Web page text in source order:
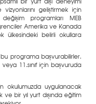
bir yurt dışı deneyimi
geliştirmek için
değişim programları MEB
Amerika ve Kanada
ülkesindeki belirli okullara
programa başvurabilirler.
11.sınıf için başvuruda
okulumuzda uygulanacak
ve bir yıl yurt dışında eğitim